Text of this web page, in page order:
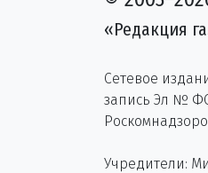
«Редакция
Сетевое
запись Эл №
Учредители: